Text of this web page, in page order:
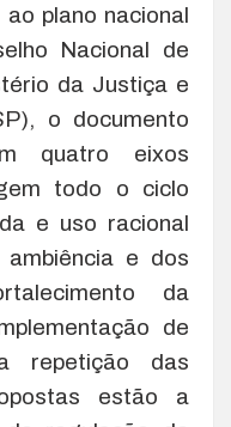
plano nacional
Nacional de
da Justiça e
o documento
quatro eixos
todo o ciclo
e uso racional
e dos
da
de
repetição das
estão a